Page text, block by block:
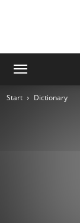
Start Dictionary